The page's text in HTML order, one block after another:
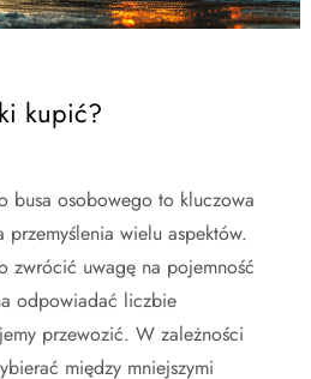
kupić?
busa osobowego to kluczowa
wielu aspektów.
zwrócić uwagę na pojemność
odpowiadać liczbie
przewozić. W zależności
między mniejszymi